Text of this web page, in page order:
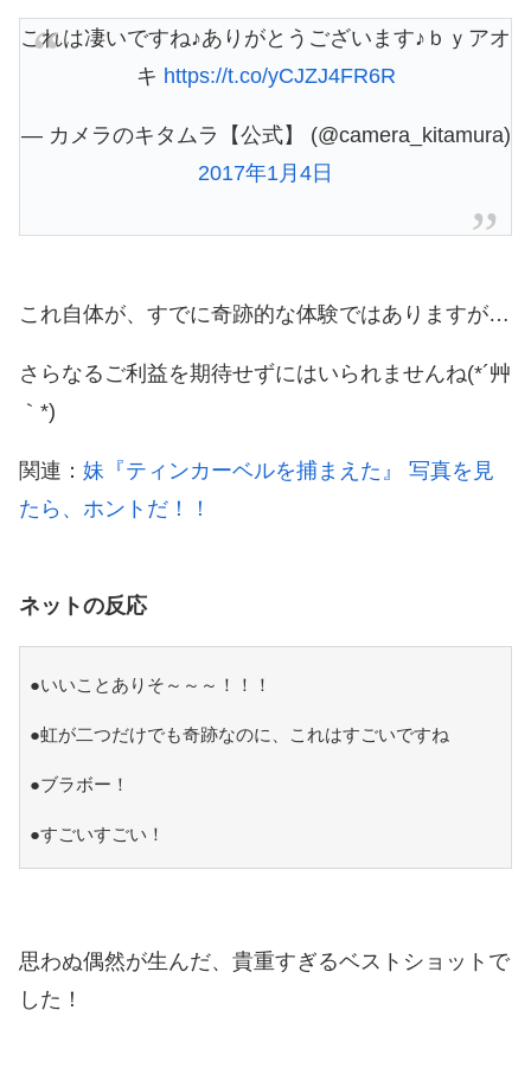
これは凄いですね♪ありがとうございます♪ｂｙアオ
キ https://t.co/yCJZJ4FR6R
— カメラのキタムラ【公式】 (@camera_kitamura)
2017年1月4日
これ自体が、すでに奇跡的な体験ではありますが…
さらなるご利益を期待せずにはいられませんね(*´艸
｀*)
関連： 妹『ティンカーベルを捕まえた』 写真を見
たら、ホントだ！！
ネットの反応
●いいことありそ～～～！！！
●虹が二つだけでも奇跡なのに、これはすごいですね
●ブラボー！
●すごいすごい！
思わぬ偶然が生んだ、貴重すぎるベストショットで
した！